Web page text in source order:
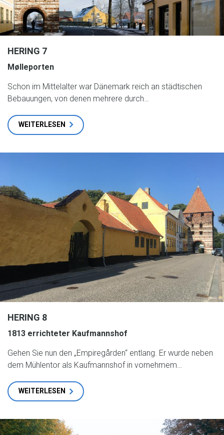
HERING 7
Mølleporten
Schon im Mittelalter war Dänemark reich an städtischen
Bebauungen, von denen mehrere durch…
WEITERLESEN
HERING 8
1813 errichteter Kaufmannshof
Gehen Sie nun den „Empiregården“ entlang. Er wurde neben
dem Mühlentor als Kaufmannshof in vornehmem…
WEITERLESEN